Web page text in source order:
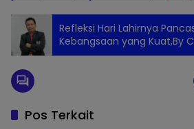
Refleksi Hari Lahirnya
Kebangsaan yang Kuat,By
Pos Terkait